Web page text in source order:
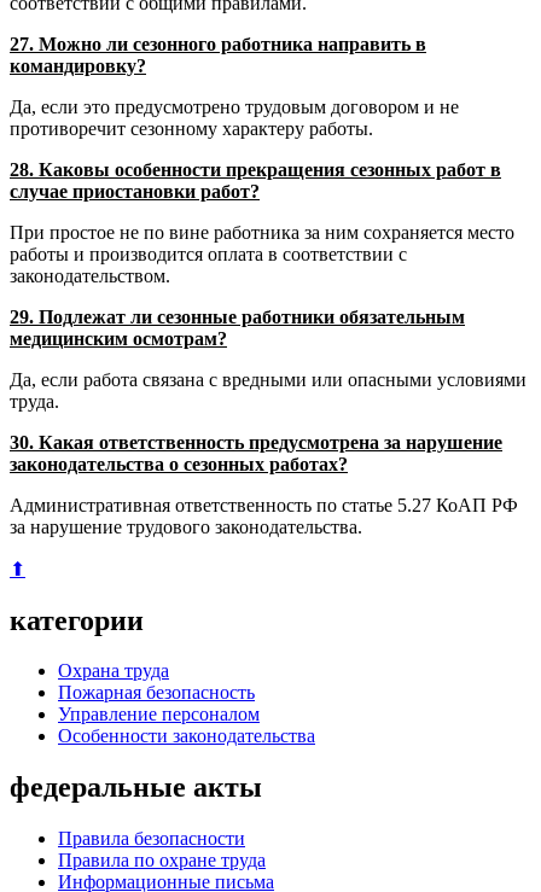
27. Можно ли сезонного работника направить в
командировку?
Да, если это предусмотрено трудовым договором и не
противоречит сезонному характеру работы.
28. Каковы особенности прекращения сезонных работ в
случае приостановки работ?
При простое не по вине работника за ним сохраняется место
работы и производится оплата в соответствии с
законодательством.
29. Подлежат ли сезонные работники обязательным
медицинским осмотрам?
Да, если работа связана с вредными или опасными условиями
труда.
30. Какая ответственность предусмотрена за нарушение
законодательства о сезонных работах?
Административная ответственность по статье 5.27 КоАП РФ
за нарушение трудового законодательства.
⬆
категории
Охрана труда
Пожарная безопасность
Управление персоналом
Особенности законодательства
федеральные акты
Правила безопасности
Правила по охране труда
Информационные письма